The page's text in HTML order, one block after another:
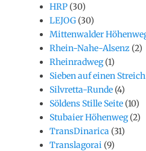
HRP (30)
LEJOG (30)
Mittenwalder
Rhein-Nahe-Alsenz (2)
Rheinradweg(1)
Sieben auf einen Streich
Silvretta-Runde (4)
Söldens Stille Seite (10)
Stubaier Höhenweg(2)
TransDinarica (31)
Translagorai (9)